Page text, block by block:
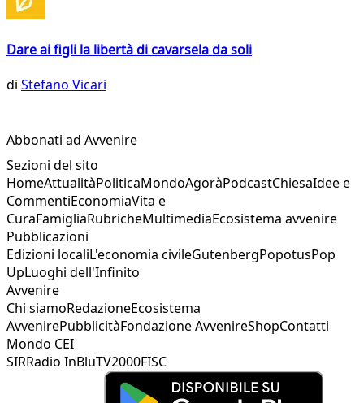
Dare ai figli la libertà di cavarsela da soli
di Stefano Vicari
Abbonati ad Avvenire
Sezioni del sito
HomeAttualitàPoliticaMondoAgoràPodcastChiesaIdee e
CommentiEconomiaVita e
CuraFamigliaRubricheMultimediaEcosistema avvenire
Pubblicazioni
Edizioni localiL'economia civileGutenbergPopotusPop
UpLuoghi dell'Infinito
Avvenire
Chi siamoRedazioneEcosistema
AvvenirePubblicitàFondazione AvvenireShopContatti
Mondo CEI
SIRRadio InBluTV2000FISC